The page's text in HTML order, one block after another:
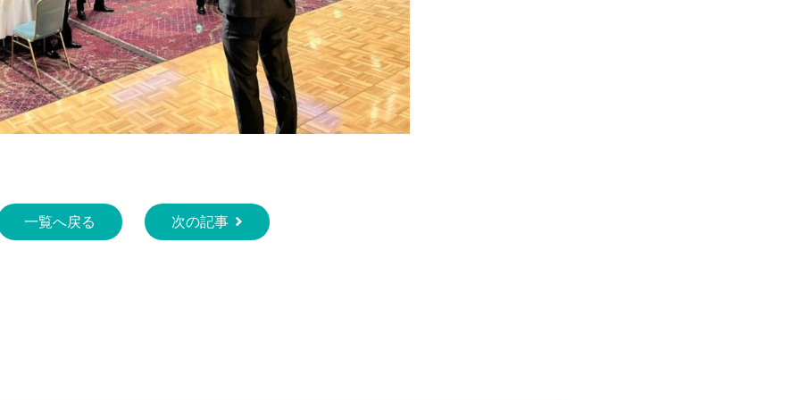
一覧へ戻る 次の記事